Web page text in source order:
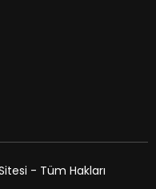
- Tüm Hakları